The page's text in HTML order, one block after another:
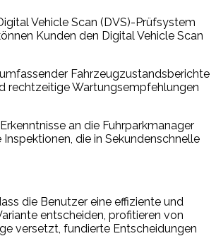
Vehicle Scan (DVS)-Prüfsystem
Kunden den Digital Vehicle Scan
Fahrzeugzustandsberichte
rechtzeitige Wartungsempfehlungen
an die Fuhrparkmanager
die in Sekundenschnelle
die Benutzer eine effiziente und
entscheiden, profitieren von
versetzt, fundierte Entscheidungen